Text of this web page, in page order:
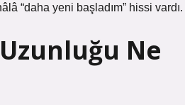
“daha yeni başladım” hissi vardı.
Ne